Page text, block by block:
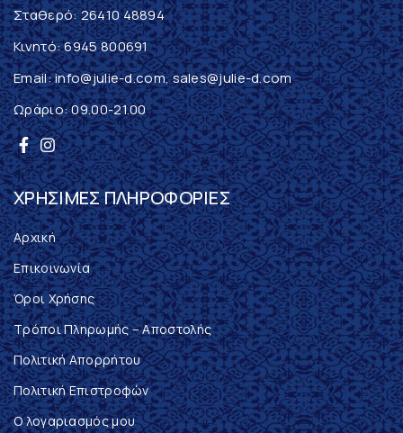
Σταθερό:26410 48894
Κινητό:6945 800691
Email:info@julie-d.com,sales@julie-d.com
Ωράριο: 09.00-21.00
ΧΡΉΣΙΜΕΣ ΠΛΗΡΟΦΟΡΊΕΣ
Αρχική
Επικοινωνία
Όροι Χρήσης
Τρόποι Πληρωμής – Αποστολής
Πολιτική Απορρήτου
Πολιτική Επιστροφών
Ο λογαριασμός μου